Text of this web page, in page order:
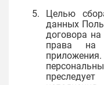
5. Целью
данных
договора на
права на